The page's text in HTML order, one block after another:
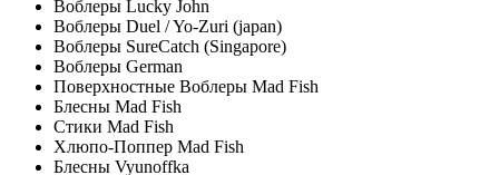
Воблеры Lucky John
Воблеры Duel / Yo-Zuri (japan)
Воблеры SureCatch (Singapore)
Воблеры German
Поверхностные Воблеры Mad Fish
Блесны Mad Fish
Стики Mad Fish
Хлюпо-Поппер Mad Fish
Блесны Vyunoffka